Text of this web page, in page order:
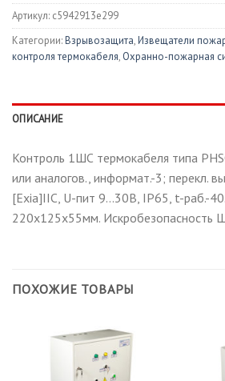
Артикул: c5942913e299
Категории:Взрывозащита,Извещатели
контроля термокабеля, Охранно-пожарная
ОПИСАНИЕ
Контроль 1ШС термокабеля типа
или аналогов., информат.-3; перекл.
[Exia]IIC, U-пит 9…30В, IP65, t-раб.-
220х125х55мм. Искробезопасность
ПОХОЖИЕ ТОВАРЫ